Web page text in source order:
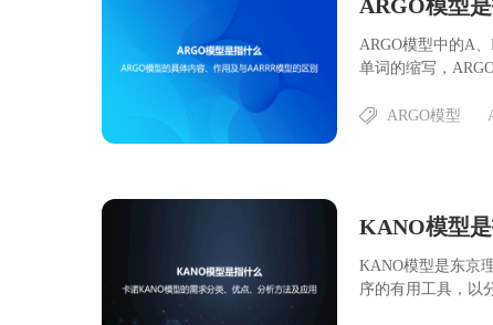
ARGO模型中的A、
单词的缩写，
ARGO模型
KANO模型是东京
序的有用工具，以